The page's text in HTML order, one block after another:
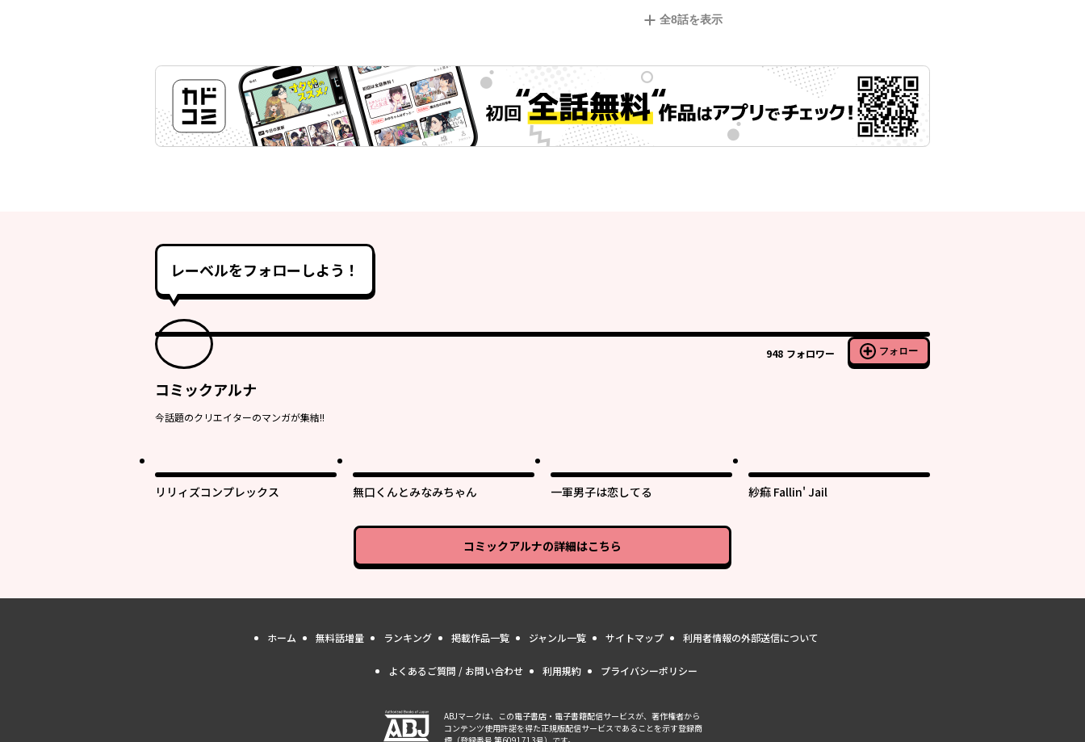
全8話を表示
レーベルをフォローしよう！
948 フォロワー フォロー
コミックアルナ
今話題のクリエイターのマンガが集結!!
リリィズコンプレックス 無口くんとみなみちゃん 一軍男子は恋してる 紗痲 Fallin' Jail
コミックアルナの詳細はこちら
ホーム 無料話増量 ランキング 掲載作品一覧 ジャンル一覧 サイトマップ 利用者情報の外部送信について
よくあるご質問 / お問い合わせ 利用規約 プライバシーポリシー
ABJマークは、この電子書店・電子書籍配信サービスが、著作権者から
コンテンツ使用許諾を得た正規版配信サービスであることを示す登録商